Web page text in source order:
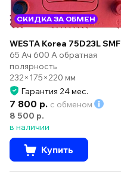
СКИДКА ЗА ОБМЕН
WESTA Korea 75D23L SMF
65 Ач 600 А обратная
полярность
232×175×220 мм
Гарантия 24 мес.
7 800 р. с обменом
8 500 р.
в наличии
Купить